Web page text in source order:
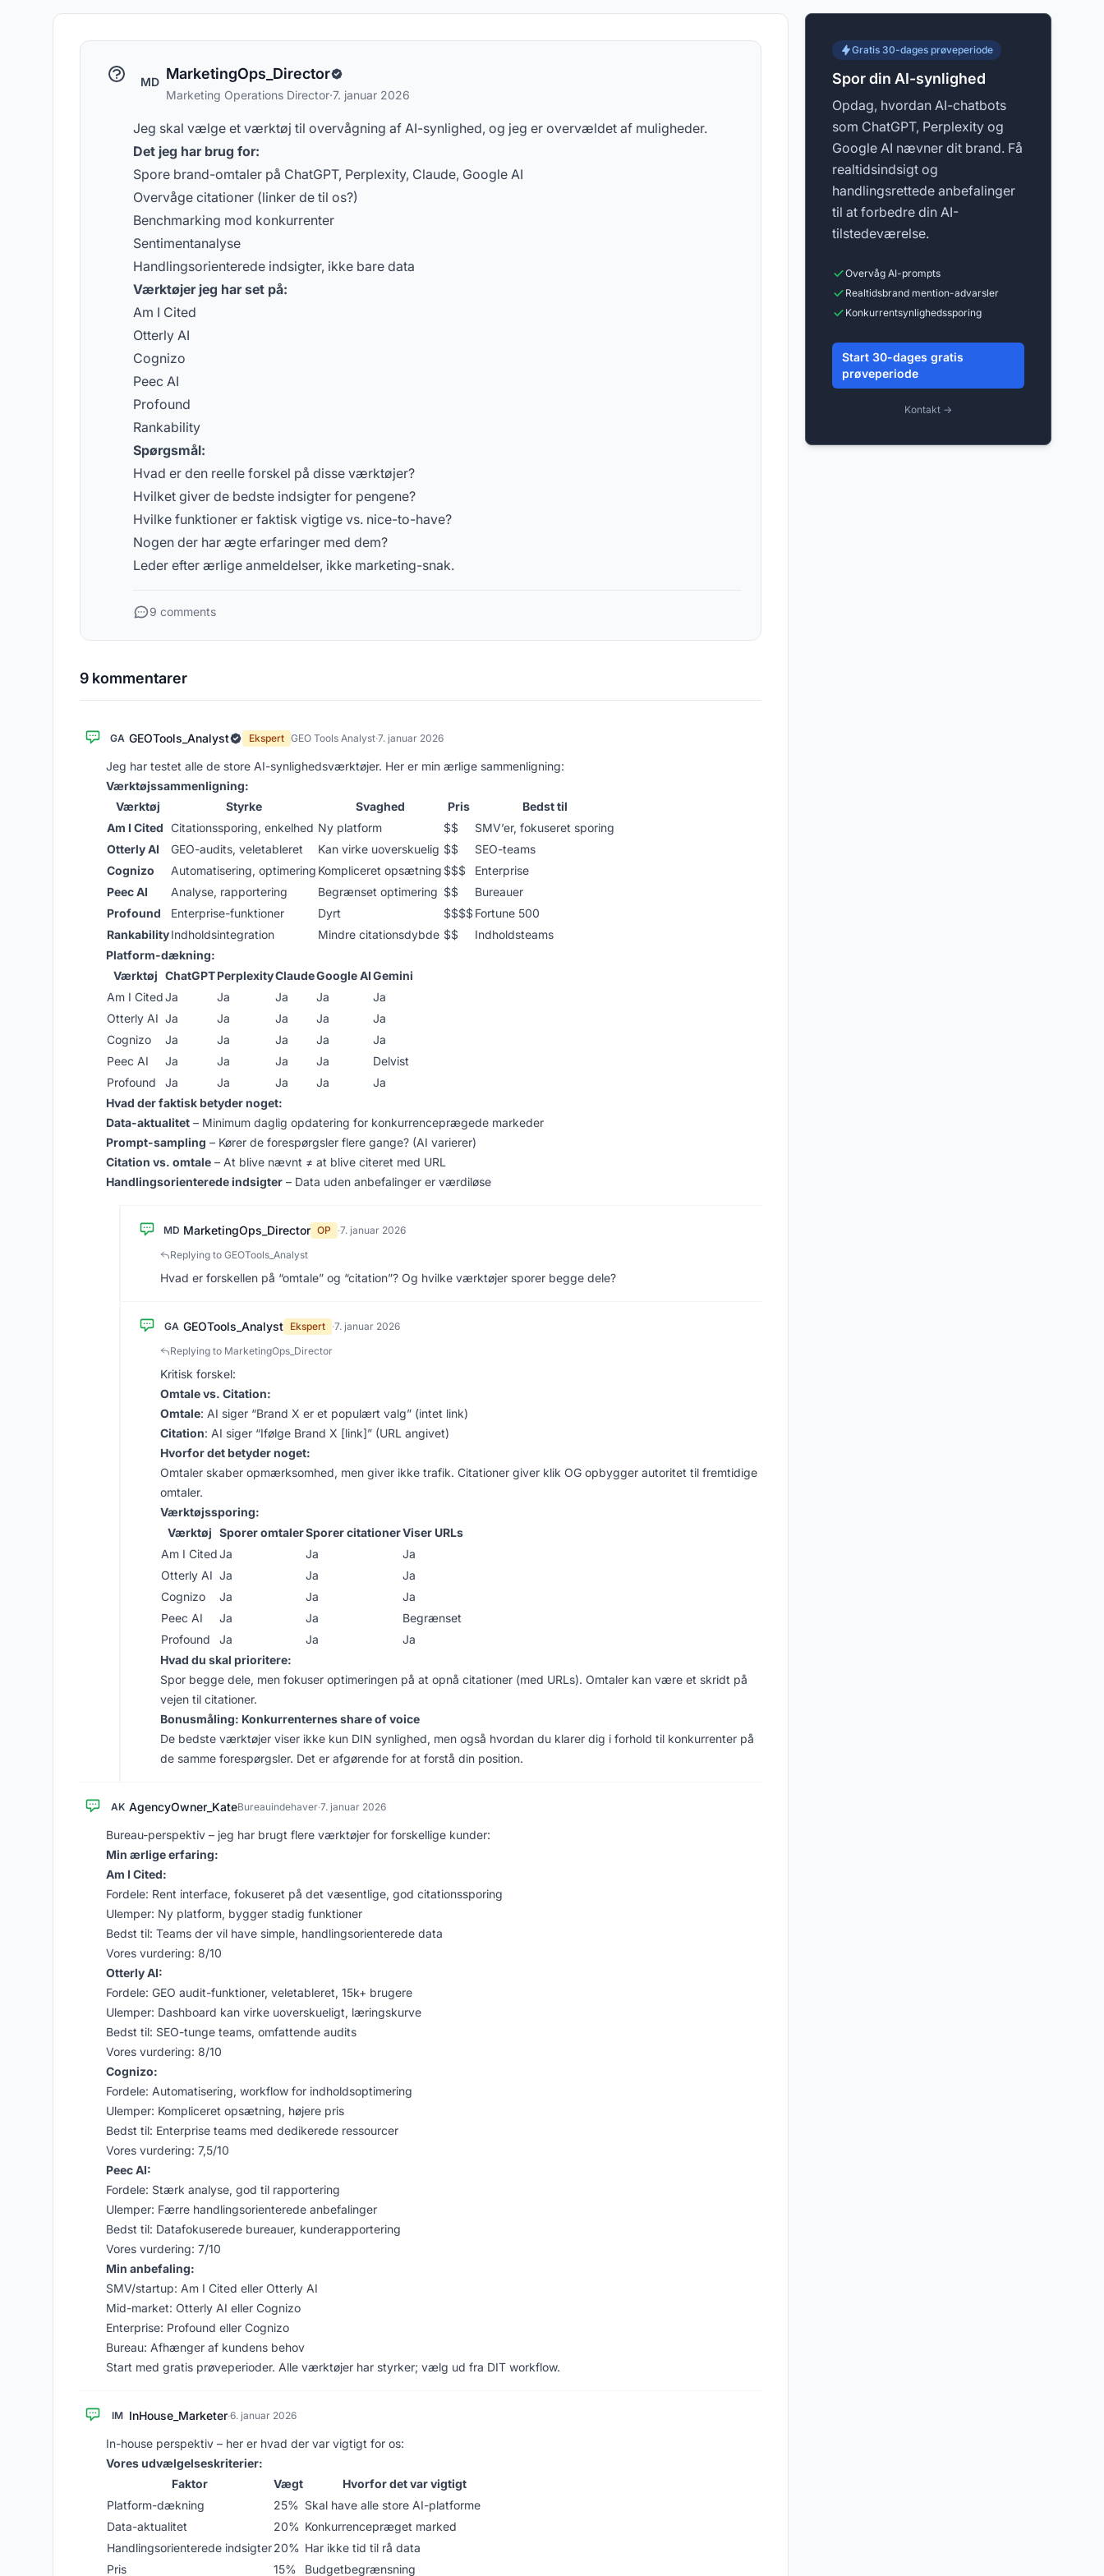
koncepter om AI-synlighed
spørgsmål
MD MarketingOps_Director
Marketing Operations Director·7. januar 2026
Jeg skal vælge et værktøj til overvågning af AI-synlighed, og jeg er overvældet af muligheder.
Det jeg har brug for:
Spore brand-omtaler på ChatGPT, Perplexity, Claude, Google AI
Overvåge citationer (linker de til os?)
Benchmarking mod konkurrenter
Sentimentanalyse
Handlingsorienterede indsigter, ikke bare data
Værktøjer jeg har set på:
Am I Cited
Otterly AI
Cognizo
Peec AI
Profound
Rankability
Spørgsmål:
Hvad er den reelle forskel på disse værktøjer?
Hvilket giver de bedste indsigter for pengene?
Hvilke funktioner er faktisk vigtige vs. nice-to-have?
Nogen der har ægte erfaringer med dem?
Leder efter ærlige anmeldelser, ikke marketing-snak.
9 comments
9 kommentarer
GA GEOTools_Analyst Ekspert GEO Tools Analyst·7. januar 2026
Jeg har testet alle de store AI-synlighedsværktøjer. Her er min ærlige sammenligning:
Værktøjssammenligning:
Værktøj
Styrke Svaghed Pris
Bedst til
Am I Cited Citationssporing, enkelhed Ny platform $$
SMV’er, fokuseret sporing
Otterly AI
GEO-audits, veletableret Kan virke uoverskuelig $$
SEO-teams
Cognizo
Automatisering, optimering Kompliceret opsætning $$$
Enterprise
Peec AI
Analyse, rapportering Begrænset optimering $$
Bureauer
Profound
Enterprise-funktioner Dyrt $$$$Fortune 500
RankabilityIndholdsintegration Mindre citationsdybde $$
Indholdsteams
Platform-dækning:
Værktøj ChatGPTPerplexityClaudeGoogle AIGemini
Am I CitedJa Ja Ja Ja
Ja
Otterly AI Ja Ja Ja Ja
Ja
Cognizo
Ja Ja Ja Ja
Ja
Peec AI
Ja Ja Ja Ja
Delvist
Profound
Ja Ja Ja Ja
Ja
Hvad der faktisk betyder noget:
Data-aktualitet – Minimum daglig opdatering for konkurrenceprægede markeder
Prompt-sampling – Kører de forespørgsler flere gange? (AI varierer)
Citation vs. omtale – At blive nævnt ≠ at blive citeret med URL
Handlingsorienterede indsigter – Data uden anbefalinger er værdiløse
MD MarketingOps_Director OP ·7. januar 2026
Replying to GEOTools_Analyst
Hvad er forskellen på “omtale” og “citation”? Og hvilke værktøjer sporer begge dele?
GA GEOTools_Analyst Ekspert ·7. januar 2026
Replying to MarketingOps_Director
Kritisk forskel:
Omtale vs. Citation:
Omtale: AI siger “Brand X er et populært valg” (intet link)
Citation: AI siger “Ifølge Brand X [link]” (URL angivet)
Hvorfor det betyder noget:
Omtaler skaber opmærksomhed, men giver ikke trafik. Citationer giver klik OG opbygger autoritet til fremtidige
omtaler.
Værktøjssporing:
Værktøj Sporer omtalerSporer citationerViser URLs
Am I CitedJa Ja
Ja
Otterly AI Ja Ja
Ja
Cognizo
Ja Ja
Ja
Peec AI
Ja Ja
Begrænset
Profound
Ja Ja
Ja
Hvad du skal prioritere:
Spor begge dele, men fokuser optimeringen på at opnå citationer (med URLs). Omtaler kan være et skridt på
vejen til citationer.
Bonusmåling: Konkurrenternes share of voice
De bedste værktøjer viser ikke kun DIN synlighed, men også hvordan du klarer dig i forhold til konkurrenter på
de samme forespørgsler. Det er afgørende for at forstå din position.
AK AgencyOwner_KateBureauindehaver·7. januar 2026
Bureau-perspektiv – jeg har brugt flere værktøjer for forskellige kunder:
Min ærlige erfaring:
Am I Cited:
Fordele: Rent interface, fokuseret på det væsentlige, god citationssporing
Ulemper: Ny platform, bygger stadig funktioner
Bedst til: Teams der vil have simple, handlingsorienterede data
Vores vurdering: 8/10
Otterly AI:
Fordele: GEO audit-funktioner, veletableret, 15k+ brugere
Ulemper: Dashboard kan virke uoverskueligt, læringskurve
Bedst til: SEO-tunge teams, omfattende audits
Vores vurdering: 8/10
Cognizo:
Fordele: Automatisering, workflow for indholdsoptimering
Ulemper: Kompliceret opsætning, højere pris
Bedst til: Enterprise teams med dedikerede ressourcer
Vores vurdering: 7,5/10
Peec AI:
Fordele: Stærk analyse, god til rapportering
Ulemper: Færre handlingsorienterede anbefalinger
Bedst til: Datafokuserede bureauer, kunderapportering
Vores vurdering: 7/10
Min anbefaling:
SMV/startup: Am I Cited eller Otterly AI
Mid-market: Otterly AI eller Cognizo
Enterprise: Profound eller Cognizo
Bureau: Afhænger af kundens behov
Start med gratis prøveperioder. Alle værktøjer har styrker; vælg ud fra DIT workflow.
IM InHouse_Marketer·6. januar 2026
In-house perspektiv – her er hvad der var vigtigt for os:
Vores udvælgelseskriterier:
Faktor
Vægt
Hvorfor det var vigtigt
Platform-dækning
25% Skal have alle store AI-platforme
Data-aktualitet
20% Konkurrencepræget marked
Handlingsorienterede indsigter20% Har ikke tid til rå data
Pris
15% Budgetbegrænsning
Gratis 30-dages prøveperiode
Spor din AI-synlighed
Opdag, hvordan AI-chatbots
som ChatGPT, Perplexity og
Google AI nævner dit brand. Få
realtidsindsigt og
handlingsrettede anbefalinger
til at forbedre din AI-
tilstedeværelse.
Overvåg AI-prompts
Realtidsbrand mention-advarsler
Konkurrentsynlighedssporing
Start 30-dages gratis
prøveperiode
Kontakt →